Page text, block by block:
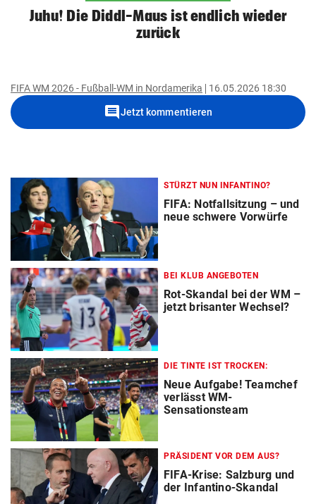
Juhu! Die Diddl-Maus ist endlich wieder
zurück
FIFA WM 2026 - Fußball-WM in Nordamerika 16.05.2026 18:30
commentJetzt kommentieren
STÜRZT NUN INFANTINO?
FIFA: Notfallsitzung – und
neue schwere Vorwürfe
BEI KLUB ANGEBOTEN
Rot-Skandal bei der WM –
jetzt brisanter Wechsel?
DIE TINTE IST TROCKEN:
Neue Aufgabe! Teamchef
verlässt WM-
Sensationsteam
PRÄSIDENT VOR DEM AUS?
FIFA-Krise: Salzburg und
der Infantino-Skandal